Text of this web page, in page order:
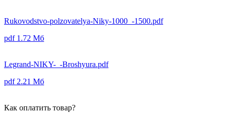
Rukovodstvo-polzovatelya-Niky-1000_-1500.pdf
pdf 1.72 Мб
Legrand-NIKY-_-Broshyura.pdf
pdf 2.21 Мб
Как оплатить товар?